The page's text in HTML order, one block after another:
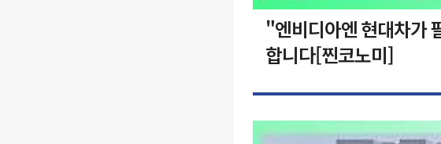
"엔비디아엔 현대차가
합니다[찐코노미]